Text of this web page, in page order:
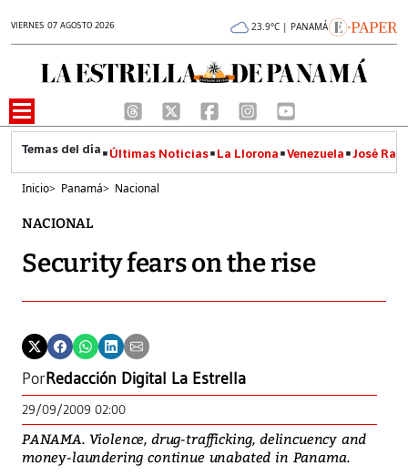
VIERNES 07 AGOSTO 2026 23.9°C | PANAMÁ
Últimas Noticias La Llorona Venezuela José
Inicio> Panamá> Nacional
NACIONAL
Security fears on the rise
PorRedacción Digital La Estrella
29/09/2009 02:00
PANAMA. Violence, drug-trafficking, delincuency and
money-laundering continue unabated in Panama.